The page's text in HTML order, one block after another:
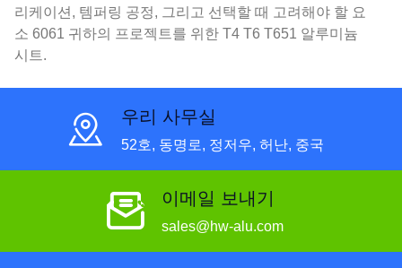
리케이션, 템퍼링 공정, 그리고 선택할 때 고려해야 할 요
소 6061 귀하의 프로젝트를 위한 T4 T6 T651 알루미늄
시트.
우리 사무실
52호, 동명로, 정저우, 허난, 중국
이메일 보내기
sales@hw-alu.com